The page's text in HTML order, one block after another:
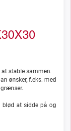
at stable sammen.
ønsker, f.eks. med
blød at sidde på og